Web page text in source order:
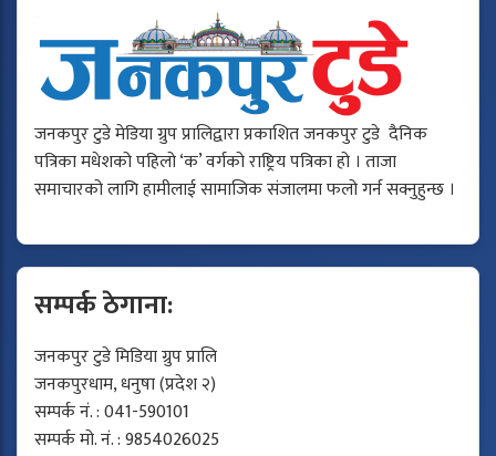
जनकपुर टुडे मेडिया ग्रुप प्रालिद्वारा प्रकाशित जनकपुर टुडे दैनिक
पत्रिका मधेशको पहिलो ‘क’ वर्गको राष्ट्रिय पत्रिका हो । ताजा
समाचारको लागि हामीलाई सामाजिक संजालमा फलो गर्न सक्नुहुन्छ ।
सम्पर्क ठेगाना:
जनकपुर टुडे मिडिया ग्रुप प्रालि
जनकपुरधाम, धनुषा (प्रदेश २)
सम्पर्क नं. : 041-590101
सम्पर्क मो. नं. : 9854026025